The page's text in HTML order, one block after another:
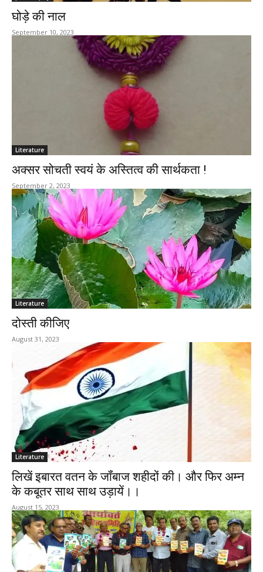
घोड़े की नाल
September 10, 2023
Literature
अक्सर सोचती स्वयं के अस्तित्व की सार्थकता !
September 2, 2023
Literature
दोस्ती कीजिए
August 31, 2023
Literature
लिखें इबारत वतन के जॉंबाज शहीदों की। और फिर अम्न
के कबूतर साथ साथ उड़ायें।।
August 15, 2023